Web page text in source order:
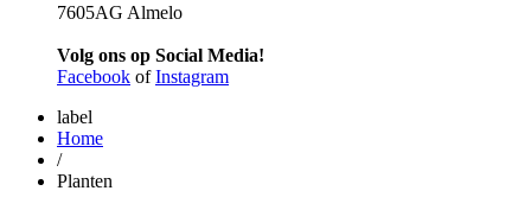
7605AG Almelo
Volg ons op Social Media!
Facebook ofInstagram
label
Home
/
Planten